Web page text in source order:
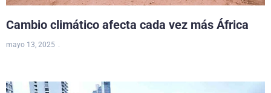
Cambio climático afecta cada vez más África
mayo 13, 2025